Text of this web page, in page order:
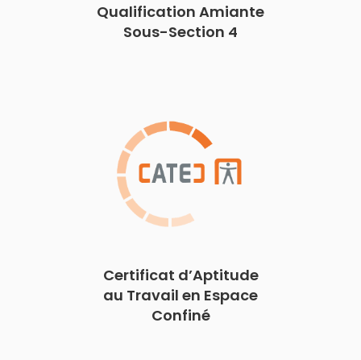
Qualification Amiante
Sous-Section 4
Certificat d’Aptitude
au Travail en Espace
Confiné